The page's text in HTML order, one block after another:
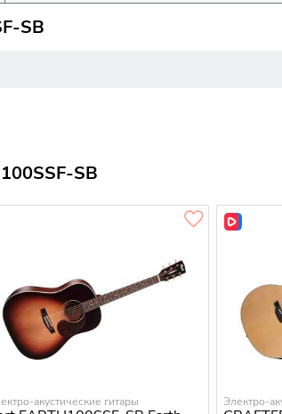
SB
SB
акустические гитары Электро-